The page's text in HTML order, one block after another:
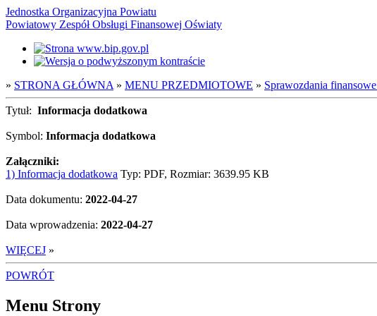
Jednostka Organizacyjna Powiatu
Powiatowy Zespół Obsługi Finansowej Oświaty
» STRONA GŁÓWNA » MENU PRZEDMIOTOWE » Sprawozdania finansowe
Tytuł: Informacja dodatkowa
Symbol: Informacja dodatkowa
Załączniki:
1) Informacja dodatkowa Typ: PDF, Rozmiar: 3639.95 KB
Data dokumentu: 2022-04-27
Data wprowadzenia: 2022-04-27
WIĘCEJ »
POWRÓT
Menu Strony